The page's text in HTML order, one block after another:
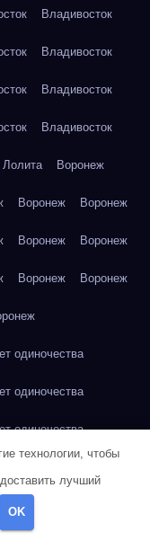
Владивосток
Владивосток
Владивосток
Владивосток
Воронеж
Воронеж Воронеж
Воронеж Воронеж
Воронеж Воронеж
одиночества
одиночества
одиночества
одиночества
технологии, чтобы
лучший
OK